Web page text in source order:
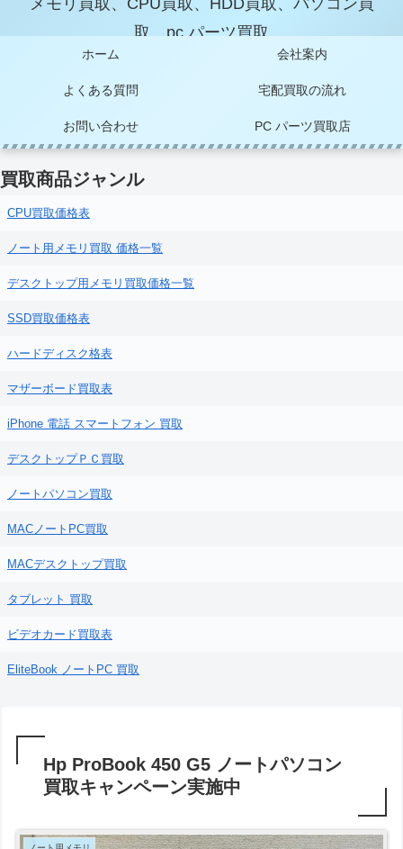
メモリ買取、CPU買取、HDD買取、パソコン買
取、pc パーツ買取
ホーム 会社案内
よくある質問 宅配買取の流れ
お問い合わせ PC パーツ買取店
買取商品ジャンル
CPU買取価格表
ノート用メモリ買取 価格一覧
デスクトップ用メモリ買取価格一覧
SSD買取価格表
ハードディスク格表
マザーボード買取表
iPhone 電話 スマートフォン 買取
デスクトップＰＣ買取
ノートパソコン買取
MACノートPC買取
MACデスクトップ買取
タブレット 買取
ビデオカード買取表
EliteBook ノートPC 買取
Hp ProBook 450 G5 ノートパソコン
買取キャンペーン実施中